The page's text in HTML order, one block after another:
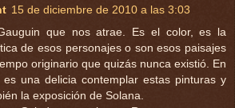
15 de diciembre de 2010 a las 3:03
que nos atrae. Es el color, es la
de esos personajes o son esos paisajes
originario que quizás nunca existió. En
es una delicia contemplar estas pinturas y
la exposición de Solana.